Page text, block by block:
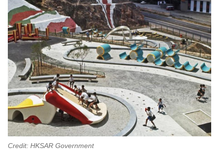
Credit: HKSAR Government